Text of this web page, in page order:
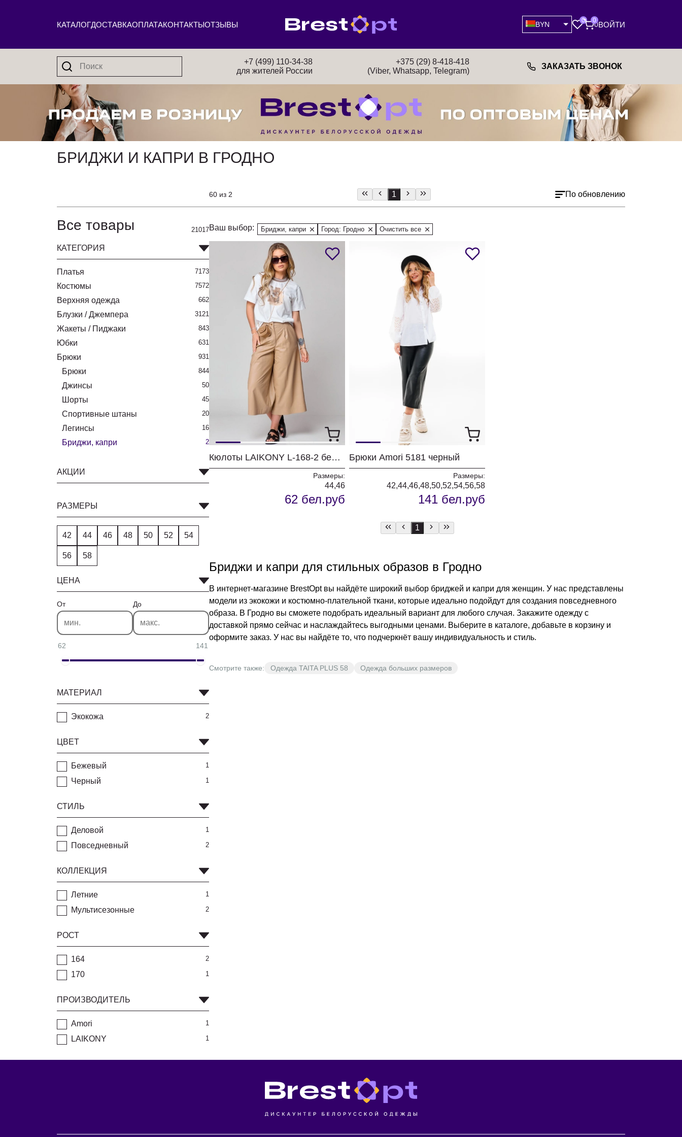
КАТАЛОГДОСТАВКАОПЛАТАКОНТАКТЫОТЗЫВЫ BYN
0 0
0ВОЙТИ
+7 (499) 110-34-38
для жителей России
+375 (29) 8-418-418
(Viber, Whatsapp, Telegram)
ЗАКАЗАТЬ ЗВОНОК
БРИДЖИ И КАПРИ В ГРОДНО
60 из 2 По обновлению
1
Все товары 21017
КАТЕГОРИЯ
Платья 7173
Костюмы 7572
Верхняя одежда 662
Блузки / Джемпера 3121
Жакеты / Пиджаки 843
Юбки 631
Брюки 931
Брюки 844
Джинсы 50
Шорты 45
Спортивные штаны 20
Легинсы 16
Бриджи, капри 2
АКЦИИ
РАЗМЕРЫ
42 44 46 48 50 52 54
56 58
ЦЕНА
От До
62 141
МАТЕРИАЛ
Экокожа 2
ЦВЕТ
Бежевый 1
Черный 1
СТИЛЬ
Деловой 1
Повседневный 2
КОЛЛЕКЦИЯ
Летние 1
Мультисезонные 2
РОСТ
164 2
170 1
ПРОИЗВОДИТЕЛЬ
Amori 1
LAIKONY 1
Ваш выбор: Бриджи, капри Город: Гродно Очистить все
Кюлоты LAIKONY L-168-2 бежевый
Размеры:
44,46
62 бел.руб
Брюки Amori 5181 черный
Размеры:
42,44,46,48,50,52,54,56,58
141 бел.руб
1
Бриджи и капри для стильных образов в Гродно
В интернет-магазине BrestOpt вы найдёте широкий выбор бриджей и капри для женщин. У нас представлены
модели из экокожи и костюмно-плательной ткани, которые идеально подойдут для создания повседневного
образа. В Гродно вы сможете подобрать идеальный вариант для любого случая. Закажите одежду с
доставкой прямо сейчас и наслаждайтесь выгодными ценами. Выберите в каталоге, добавьте в корзину и
оформите заказ. У нас вы найдёте то, что подчеркнёт вашу индивидуальность и стиль.
Смотрите также: Одежда TAITA PLUS 58 Одежда больших размеров